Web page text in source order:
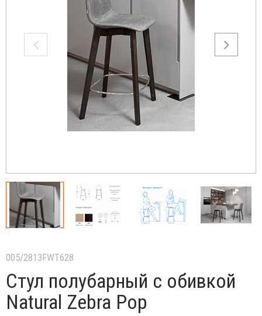
005/2813FWT628
Стул полубарный с обивкой
Natural Zebra Pop